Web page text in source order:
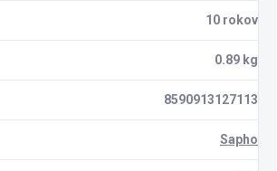
10 rokov
0.89 kg
8590913127113
Sapho